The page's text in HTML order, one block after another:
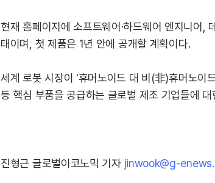
현재 홈페이지에 소프트웨어·하드웨어 엔지니어
태이며, 첫 제품은 1년 안에 공개할 계획이다.
세계 로봇 시장이 '휴머노이드 대 비(非)휴머노이
등 핵심 부품을 공급하는 글로벌 제조 기업들에
진형근 글로벌이코노믹 기자 jinwook@g-